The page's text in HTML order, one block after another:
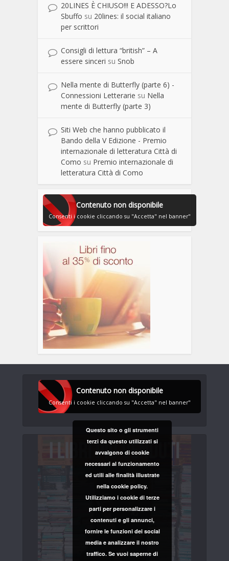
20LINES È CHIUSO!!! E ADESSO?Lo
Sbuffo su 20lines: il social italiano
per scrittori
Consigli di lettura “british” – A
essere sinceri su Snob
Nella mente di Butterfly (parte 6) -
Connessioni Letterarie su Nella
mente di Butterfly (parte 3)
Siti Web che hanno pubblicato il
Bando della V Edizione - Premio
internazionale di letteratura Città di
Como su Premio internazionale di
letteratura Città di Como
Contenuto non disponibile
Consenti i cookie cliccando su "Accetta" nel banner"
Contenuto non disponibile
Consenti i cookie cliccando su "Accetta" nel banner"
Questo sito o gli strumenti
terzi da questo utilizzati si
avvalgono di cookie
necessari al funzionamento
ed utili alle finalità illustrate
nella cookie policy.
Utilizziamo i cookie di terze
parti per personalizzare i
contenuti e gli annunci,
fornire le funzioni dei social
media e analizzare il nostro
traffico. Se vuoi saperne di